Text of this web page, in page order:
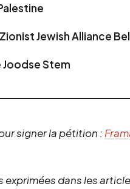
Jewish Alliance
Joodse Stem
signer la pétition :
exprimées dans les